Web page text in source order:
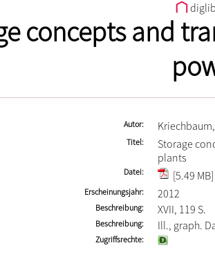
concepts and
Autor
Titel
Storage
plants
Datei [5.49 MB]
Erscheinungsjahr 2012
Beschreibung XVII, 119 S.
Beschreibung Ill., graph.
Zugriffsrechte